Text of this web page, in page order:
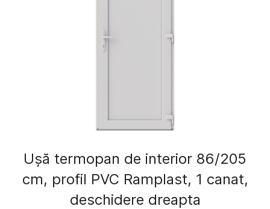
Ușă termopan de interior 86/205
cm, profil PVC Ramplast, 1 canat,
deschidere dreapta